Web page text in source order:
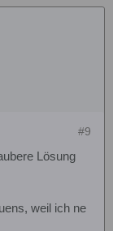
#9
Lösung
weil ich ne